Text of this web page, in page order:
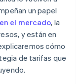
un papel
el mercado, la
y están en
cómo
de tarifas que